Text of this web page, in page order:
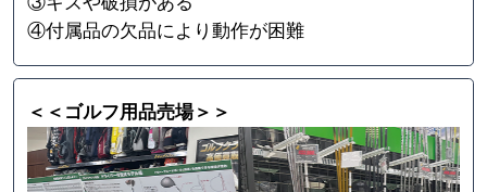
④付属品の欠品により動作が困難
＜＜ゴルフ用品売場＞＞